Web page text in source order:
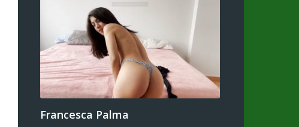
Francesca Palma